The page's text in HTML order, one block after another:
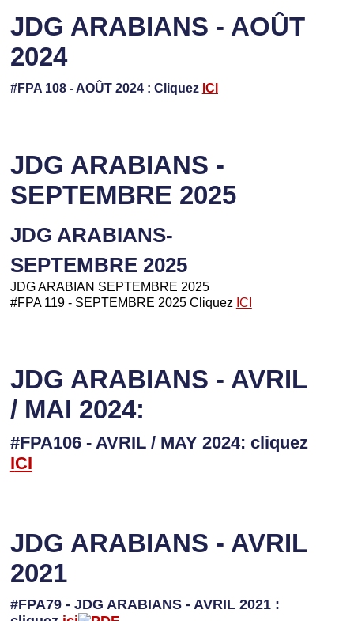
JDG ARABIANS - AOÛT
2024
#FPA 108 - AOÛT 2024 : Cliquez ICI
JDG ARABIANS -
SEPTEMBRE 2025
JDG ARABIANS-
SEPTEMBRE 2025
JDG ARABIAN SEPTEMBRE 2025
#FPA 119 - SEPTEMBRE 2025 Cliquez ICI
JDG ARABIANS - AVRIL
/ MAI 2024:
#FPA106 - AVRIL / MAY 2024: cliquez
ICI
JDG ARABIANS - AVRIL
2021
#FPA79 - JDG ARABIANS - AVRIL 2021 :